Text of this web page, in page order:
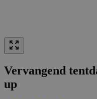
Vervangend
up